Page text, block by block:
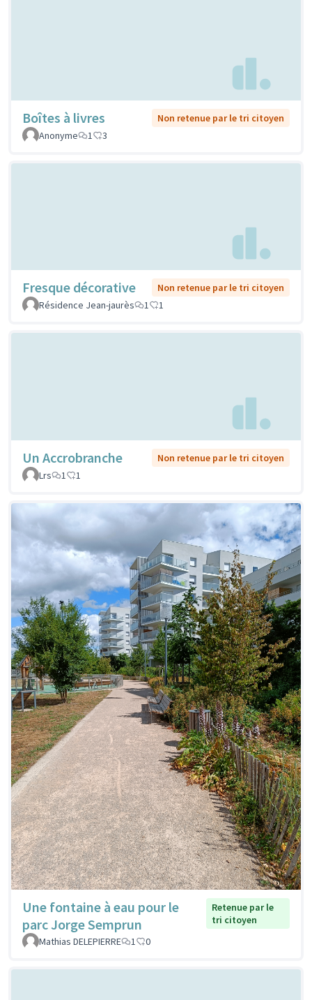
Boîtes à livres
Non retenue par le tri citoyen
Anonyme
1 3
Fresque décorative
Non retenue par le tri citoyen
Résidence Jean-jaurès
1 1
Un Accrobranche
Non retenue par le tri citoyen
Lrs
1 1
Une fontaine à eau pour le
parc Jorge Semprun
Retenue par le
tri citoyen
Mathias DELEPIERRE
1 0